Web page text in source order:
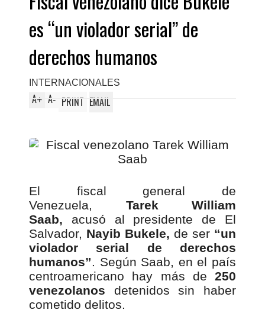
es “un violador serial” de
derechos humanos
INTERNACIONALES
A+ A- PRINT EMAIL
El fiscal general de
Venezuela, Tarek William
Saab, acusó al presidente de El
Salvador, Nayib Bukele, de ser “un
violador serial de derechos
humanos”. Según Saab, en el país
centroamericano hay más de 250
venezolanos detenidos sin haber
cometido delitos.